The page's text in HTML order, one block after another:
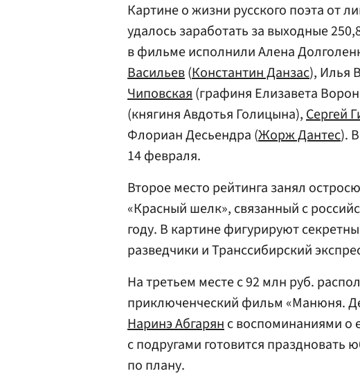
Картине о жизни русского поэта от
удалось заработать за выходные
в фильме исполнили Алена
Васильев(Константин Данзас), Илья
Чиповская(графиня Елизавета
(княгиня Авдотья Голицына),Сергей
Флориан Десьендра (Жорж Дантес).
14 февраля.
Второе место рейтинга занял
«Красный шелк», связанный с
году. В картине фигурируют
разведчики и Транссибирский
На третьем месте с 92 млн руб.
приключенческий фильм «Манюня.
Наринэ Абгарянс воспоминаниями о
с подругами готовится праздновать
по плану.